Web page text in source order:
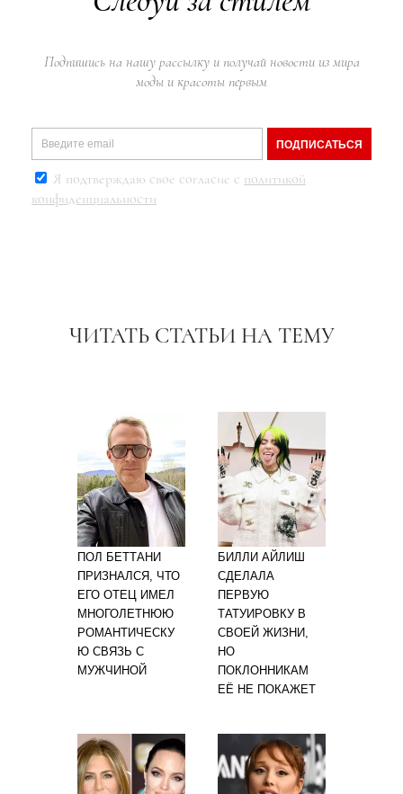
Подпишись на нашу рассылку и получай новости из мира
моды и красоты первым
ПОДПИСАТЬСЯ
Я подтверждаю свое согласие с политикой
конфиденциальности
ЧИТАТЬ СТАТЬИ НА ТЕМУ
ПОЛ БЕТТАНИ
ПРИЗНАЛСЯ, ЧТО
ЕГО ОТЕЦ ИМЕЛ
МНОГОЛЕТНЮЮ
РОМАНТИЧЕСКУ
Ю СВЯЗЬ С
МУЖЧИНОЙ
БИЛЛИ АЙЛИШ
СДЕЛАЛА
ПЕРВУЮ
ТАТУИРОВКУ В
СВОЕЙ ЖИЗНИ,
НО
ПОКЛОННИКАМ
ЕЁ НЕ ПОКАЖЕТ